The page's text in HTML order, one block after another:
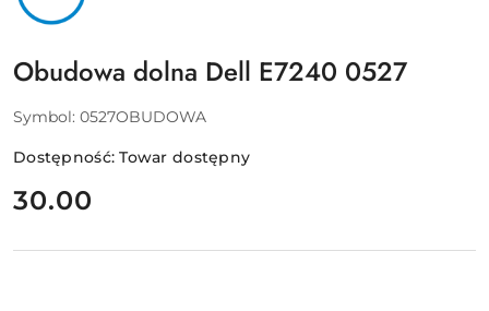
Obudowa dolna Dell E7240 0527
Symbol: 0527OBUDOWA
Dostępność:Towar dostępny
cena:
30.00